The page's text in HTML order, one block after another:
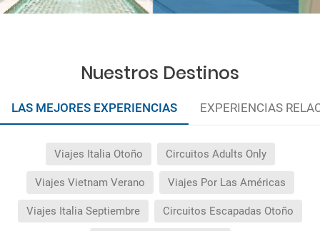
Nuestros Destinos
LAS MEJORES EXPERIENCIAS EXPERIENCIAS
Viajes Italia Otoño Circuitos Adults Only
Viajes Vietnam Verano Viajes Por Las Américas
Viajes Italia Septiembre Circuitos Escapadas Otoño